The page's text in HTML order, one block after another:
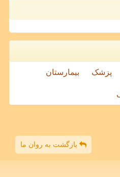
پزشک بیمارستان
بازگشت به روان ما